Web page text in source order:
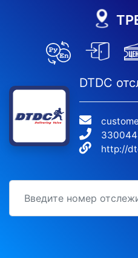
DTDC
http://